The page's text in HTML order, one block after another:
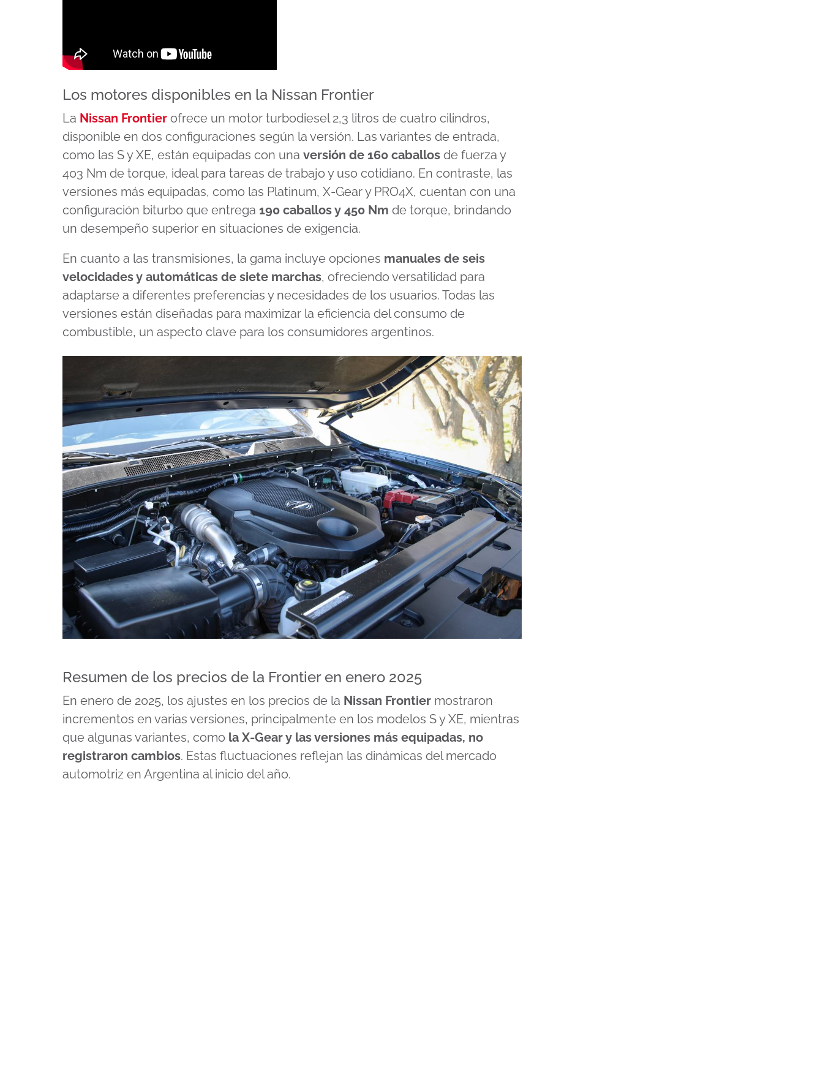
Los motores disponibles en la Nissan Frontier
La Nissan Frontier ofrece un motor turbodiesel 2,3 litros de cuatro cilindros,
disponible en dos configuraciones según la versión. Las variantes de entrada,
como las S y XE, están equipadas con una versión de 160 caballos de fuerza y
403 Nm de torque, ideal para tareas de trabajo y uso cotidiano. En contraste, las
versiones más equipadas, como las Platinum, X-Gear y PRO4X, cuentan con una
configuración biturbo que entrega 190 caballos y 450 Nm de torque, brindando
un desempeño superior en situaciones de exigencia.
En cuanto a las transmisiones, la gama incluye opciones manuales de seis
velocidades y automáticas de siete marchas, ofreciendo versatilidad para
adaptarse a diferentes preferencias y necesidades de los usuarios. Todas las
versiones están diseñadas para maximizar la eficiencia del consumo de
combustible, un aspecto clave para los consumidores argentinos.
Resumen de los precios de la Frontier en enero 2025
En enero de 2025, los ajustes en los precios de la Nissan Frontier mostraron
incrementos en varias versiones, principalmente en los modelos S y XE, mientras
que algunas variantes, como la X-Gear y las versiones más equipadas, no
registraron cambios. Estas fluctuaciones reflejan las dinámicas del mercado
automotriz en Argentina al inicio del año.